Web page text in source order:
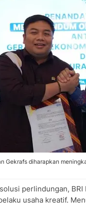
Gekrafs diharapkan
perlindungan,
usaha kreatif.